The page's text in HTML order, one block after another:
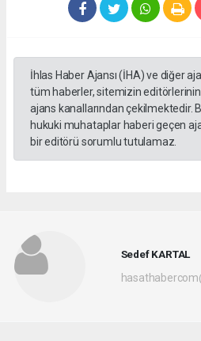
İhlas Haber Ajansı (İHA) ve diğer
tüm haberler, sitemizin
ajans kanallarından çekilmektedir.
hukuki muhataplar haberi geçen
bir editörü sorumlu tutulamaz.
Sedef KARTAL